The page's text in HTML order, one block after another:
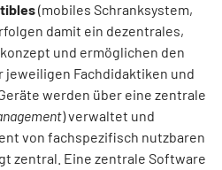
(mobiles Schranksystem,
damit ein dezentrales,
und ermöglichen den
jeweiligen Fachdidaktiken und
werden über eine zentrale
) verwaltet und
von fachspezifisch nutzbaren
zentral. Eine zentrale Software